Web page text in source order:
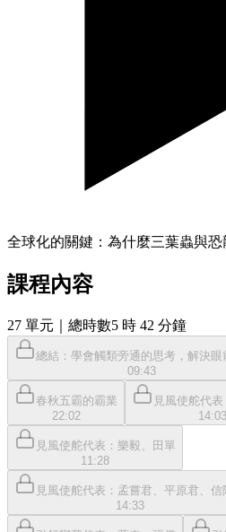
全球化的關鍵：為什麼三葉蟲與恐
課程內容
27 單元 ｜總時數5 時 42 分鐘
總結：學會觸類旁通的思考，解決眼
09:43
春秋五霸的霸業
22:02
見風使舵代
14:03
見風使舵代表：樂毅、田單
11:28
見風使舵代表：孟嘗君、平原君、信
14:33